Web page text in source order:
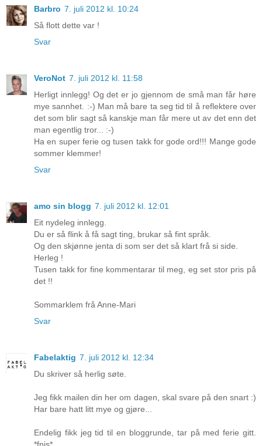
Barbro 7. juli 2012 kl. 10:24
Så flott dette var !
Svar
VeroNot 7. juli 2012 kl. 11:58
Herligt innlegg! Og det er jo gjennom de små man får høre
mye sannhet. :-) Man må bare ta seg tid til å reflektere over
det som blir sagt så kanskje man får mere ut av det enn det
man egentlig tror... :-)
Ha en super ferie og tusen takk for gode ord!!! Mange gode
sommer klemmer!
Svar
amo sin blogg 7. juli 2012 kl. 12:01
Eit nydeleg innlegg.
Du er så flink å få sagt ting, brukar så fint språk.
Og den skjønne jenta di som ser det så klart frå si side.
Herleg !
Tusen takk for fine kommentarar til meg, eg set stor pris på
det !!
Sommarklem frå Anne-Mari
Svar
Fabelaktig 7. juli 2012 kl. 12:34
Du skriver så herlig søte.
Jeg fikk mailen din her om dagen, skal svare på den snart :)
Har bare hatt litt mye og gjøre...
Endelig fikk jeg tid til en bloggrunde, tar på med ferie gitt.